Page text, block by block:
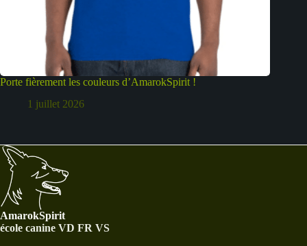
Porte fièrement les couleurs d’AmarokSpirit !
1 juillet 2026
AmarokSpirit
école canine VD FR VS